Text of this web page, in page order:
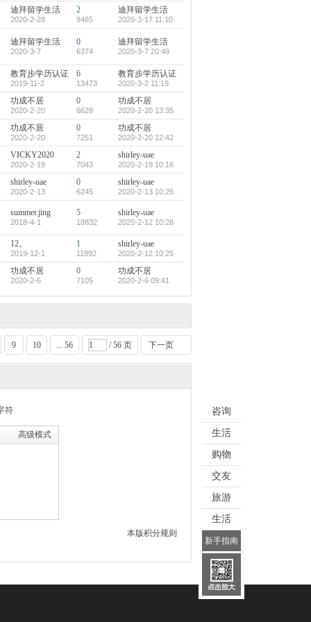
迪拜留学生活
2020-2-28
2
9465
迪拜留学生活
2020-3-17 11:10
迪拜留学生活
2020-3-7
0
6374
迪拜留学生活
2020-3-7 20:49
教育步学历认证
2019-11-2
6
13473
教育步学历认证
2020-3-2 11:19
功成不居
2020-2-20
0
6628
功成不居
2020-2-20 13:35
功成不居
2020-2-20
0
7251
功成不居
2020-2-20 12:42
VICKY2020
2020-2-19
2
7043
shirley-uae
2020-2-19 10:16
shirley-uae
2020-2-13
0
6245
shirley-uae
2020-2-13 10:26
summer.jing
2018-4-1
5
18832
shirley-uae
2020-2-12 10:28
12。
2019-12-1
1
11892
shirley-uae
2020-2-12 10:25
功成不居
2020-2-6
0
7105
功成不居
2020-2-6 09:41
9 10 ... 56 / 56 页 下一页
符
高级模式
本版积分规则
咨询
生活
购物
交友
旅游
生活
新手指南